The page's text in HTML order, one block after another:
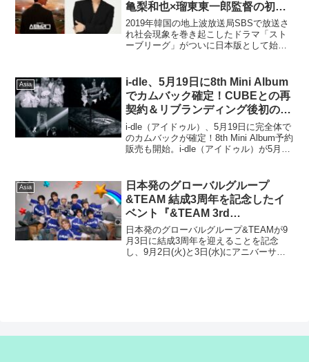
亀梨和也×瑠東東一郎監督の初タ
ッグで、球団再建の裏側を描く！
2019年韓国の地上波放送局SBSで放送さ
れ社会現象を巻き起こしたドラマ「スト
ーブリーグ」がついに日本版として始
マ「ストーブリーグ」は、野球未経験の
GM(ゼネラルマネ...
Asia
i-dle、5月19日に8th Mini Album
でカムバック確定！CUBEとの再
契約＆リブランディング後初の完
全体カムバック。〜“G”の最後の
章を終え、新たなストーリーを予
告〜
i-dle（アイドゥル）、5月19日に完全体で
のカムバックが確定！8th Mini Album予約
販売も開始。i-dle（アイドゥル）が5月19
日、公式S...
Asia
日本発のグローバルグループ
&TEAM 結成3周年を記念したイ
ベント『&TEAM 3rd
Anniversary [縁 DAY]』開催決
定！7月18日(金)よりLUNÉ
Membership会員先行抽選受付開
日本発のグローバルグループ&TEAMが9
月3日に結成3周年を迎えることを記念
し、9月2日(火)と3日(水)にアニバーサリ